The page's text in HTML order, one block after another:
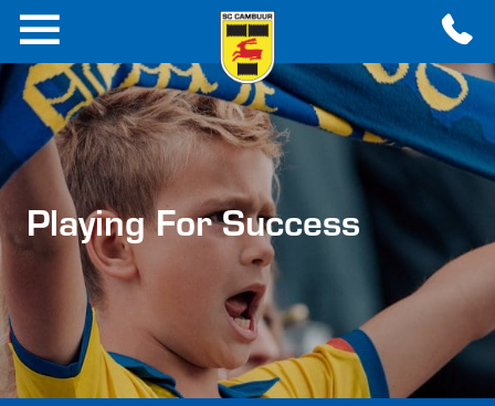
Playing For Success